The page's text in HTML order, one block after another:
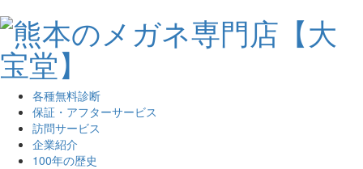
各種無料診断
保証・アフターサービス
訪問サービス
企業紹介
100年の歴史